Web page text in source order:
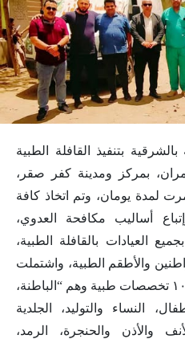
بتنفيذ القافلة الطبية
بمركز ومدينة كفر صقر،
لمدة يومان، وتم اتخاذ كافة
أساليب مكافحة العدوي،
العيادات بالقافلة الطبية،
والأطقم الطبية، واشتملت
القافلة على عدد ١١ عيادة، بها ١٠ تخصصات طبية وهم “الباطنة،
النساء والتوليد، الجلدية
والأذن والحنجرة، الرمد،